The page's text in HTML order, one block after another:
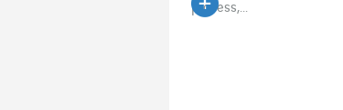
process,...